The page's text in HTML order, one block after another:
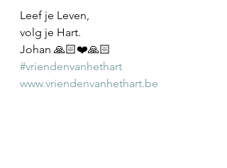
Leef je Leven,
volg je Hart.
Johan 🙏🏻❤️🙏🏻
#vriendenvanhethart
www.vriendenvanhethart.be